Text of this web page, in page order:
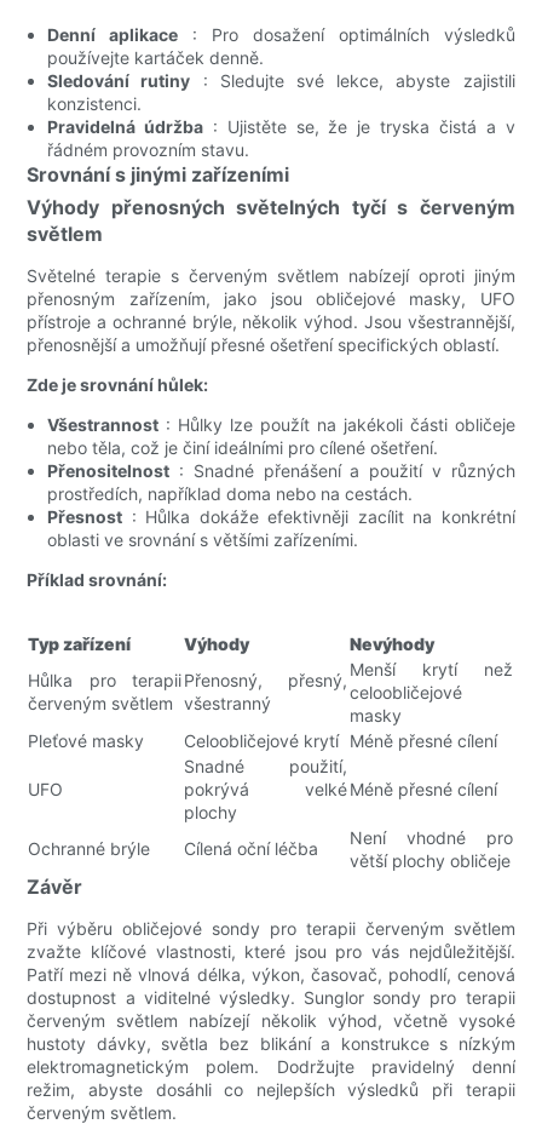
Denní aplikace : Pro dosažení optimálních výsledků
používejte kartáček denně.
Sledování rutiny : Sledujte své lekce, abyste zajistili
konzistenci.
Pravidelná údržba : Ujistěte se, že je tryska čistá a v
řádném provozním stavu.
Srovnání s jinými zařízeními
Výhody přenosných světelných tyčí s červeným
světlem
Světelné terapie s červeným světlem nabízejí oproti jiným
přenosným zařízením, jako jsou obličejové masky, UFO
přístroje a ochranné brýle, několik výhod. Jsou všestrannější,
přenosnější a umožňují přesné ošetření specifických oblastí.
Zde je srovnání hůlek:
Všestrannost : Hůlky lze použít na jakékoli části obličeje
nebo těla, což je činí ideálními pro cílené ošetření.
Přenositelnost : Snadné přenášení a použití v různých
prostředích, například doma nebo na cestách.
Přesnost : Hůlka dokáže efektivněji zacílit na konkrétní
oblasti ve srovnání s většími zařízeními.
Příklad srovnání:
Typ zařízení Výhody
Nevýhody
Hůlka pro terapii
červeným světlem
Přenosný, přesný,
všestranný
Menší krytí než
celoobličejové
masky
Pleťové masky
Celoobličejové krytí Méně přesné cílení
UFO
Snadné použití,
pokrývá velké
plochy
Méně přesné cílení
Ochranné brýle Cílená oční léčba
Není vhodné pro
větší plochy obličeje
Závěr
Při výběru obličejové sondy pro terapii červeným světlem
zvažte klíčové vlastnosti, které jsou pro vás nejdůležitější.
Patří mezi ně vlnová délka, výkon, časovač, pohodlí, cenová
dostupnost a viditelné výsledky. Sunglor sondy pro terapii
červeným světlem nabízejí několik výhod, včetně vysoké
hustoty dávky, světla bez blikání a konstrukce s nízkým
elektromagnetickým polem. Dodržujte pravidelný denní
režim, abyste dosáhli co nejlepších výsledků při terapii
červeným světlem.